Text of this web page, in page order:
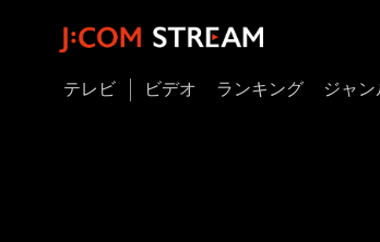
テレビ ビデオ ランキング ジャン